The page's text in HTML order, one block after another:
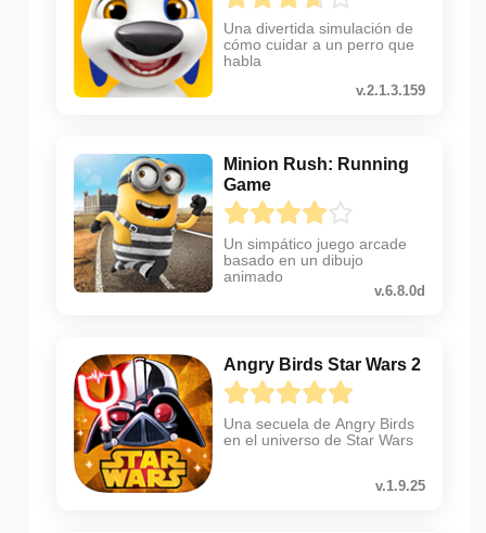
Una divertida simulación de
cómo cuidar a un perro que
habla
v.2.1.3.159
Minion Rush: Running
Game
Un simpático juego arcade
basado en un dibujo
animado
v.6.8.0d
Angry Birds Star Wars 2
Una secuela de Angry Birds
en el universo de Star Wars
v.1.9.25